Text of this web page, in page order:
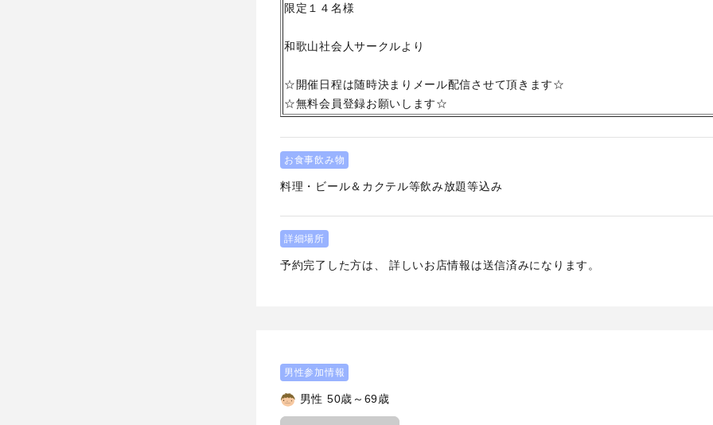
限定１４名様
和歌山社会人サークルより
☆開催日程は随時決まりメール配信させて頂きます☆
☆無料会員登録お願いします☆
お食事飲み物
料理・ビール＆カクテル等飲み放題等込み
詳細場所
予約完了した方は、 詳しいお店情報は送信済みになります。
男性参加情報
男性 50歳～69歳